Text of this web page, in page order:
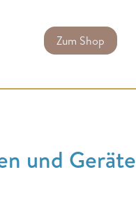
Zum Shop
und Geräte